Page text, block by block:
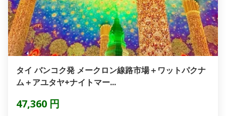
タイ バンコク発 メークロン線路市場＋ワットパクナ
ム＋アユタヤ+ナイトマー...
47,360 円